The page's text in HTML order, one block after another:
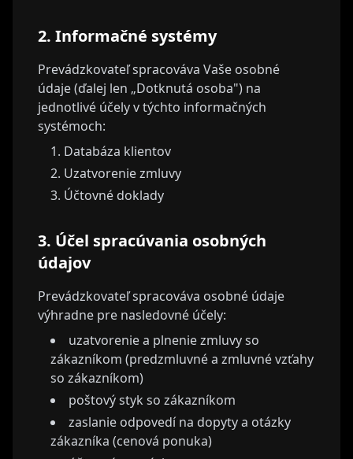
2. Informačné systémy
Prevádzkovateľ spracováva Vaše osobné
údaje (ďalej len „Dotknutá osoba") na
jednotlivé účely v týchto informačných
systémoch:
Databáza klientov
Uzatvorenie zmluvy
Účtovné doklady
3. Účel spracúvania osobných
údajov
Prevádzkovateľ spracováva osobné údaje
výhradne pre nasledovné účely:
uzatvorenie a plnenie zmluvy so
zákazníkom (predzmluvné a zmluvné vzťahy
so zákazníkom)
poštový styk so zákazníkom
zaslanie odpovedí na dopyty a otázky
zákazníka (cenová ponuka)